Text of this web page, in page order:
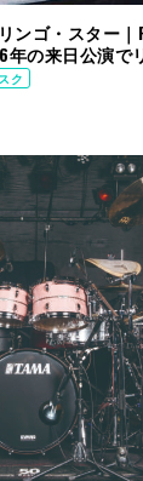
ンゴ・スター
の来日公演で
ク